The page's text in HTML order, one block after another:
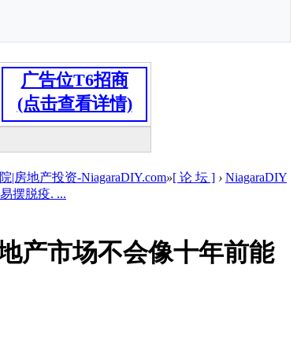
广告位T6招商
(点击查看详情)
|房地产投资-NiagaraDIY.com»[ 论 坛 ] › NiagaraDIY
摆脱疫. ...
产市场不会像十年前能